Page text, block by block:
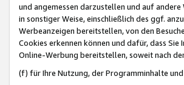
und angemessen darzustellen und auf
in sonstiger Weise, einschließlich des ggf.
Werbeanzeigen bereitstellen, von den
Cookies erkennen können und dafür, dass
Online-Werbung bereitstellen, soweit nach
(f) für Ihre Nutzung, der Programminhalte